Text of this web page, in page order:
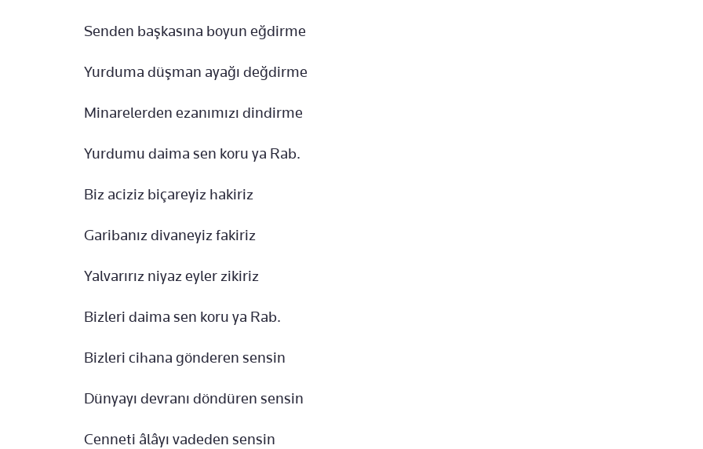
Senden başkasına boyun eğdirme
Yurduma düşman ayağı değdirme
Minarelerden ezanımızı dindirme
Yurdumu daima sen koru ya Rab.
Biz aciziz biçareyiz hakiriz
Garibanız divaneyiz fakiriz
Yalvarırız niyaz eyler zikiriz
Bizleri daima sen koru ya Rab.
Bizleri cihana gönderen sensin
Dünyayı devranı döndüren sensin
Cenneti âlâyı vadeden sensin